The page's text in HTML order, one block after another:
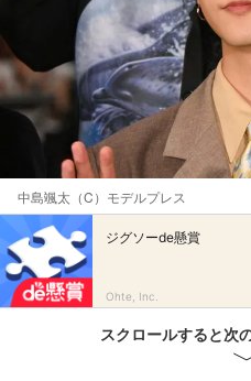
中島颯太（C）モデルプレス
ジグソーde懸賞
Ohte, Inc.
スクロールすると次